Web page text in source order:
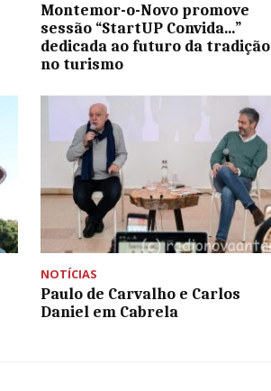
Montemor-o-Novo promove
sessão “StartUP Convida…”
dedicada ao futuro da tradição
no turismo
NOTÍCIAS
Paulo de Carvalho e Carlos
Daniel em Cabrela